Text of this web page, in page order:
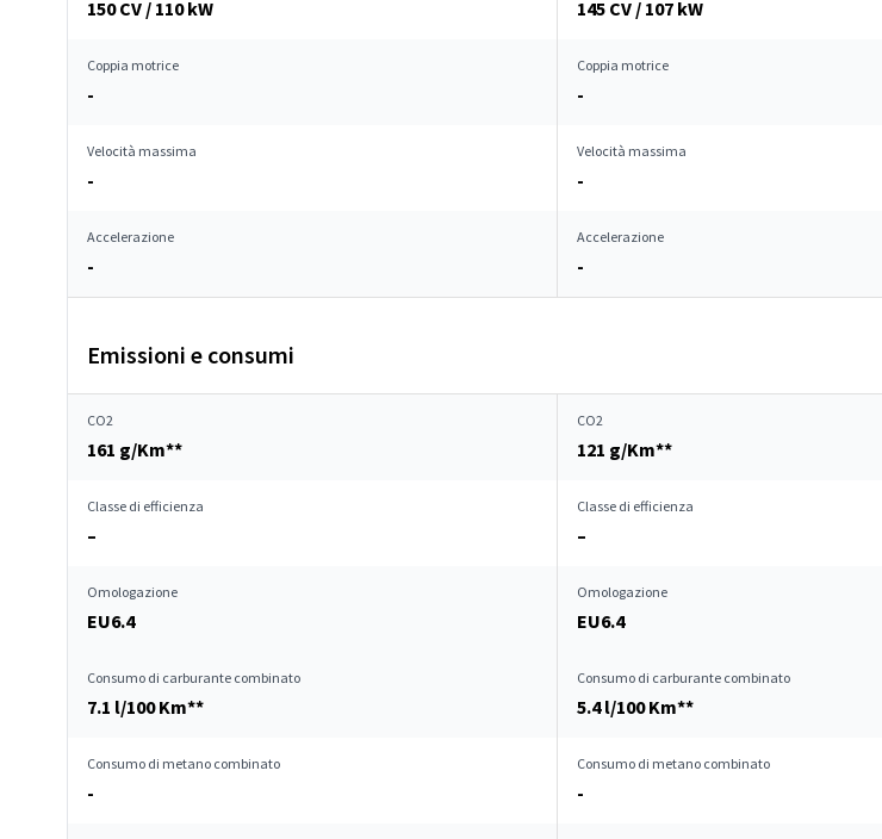
150 CV / 110 kW 145 CV / 107 kW
Coppia motrice
-
Coppia motrice
-
Velocità massima
-
Velocità massima
-
Accelerazione
-
Accelerazione
-
Emissioni e consumi
CO2
161 g/Km**
CO2
121 g/Km**
Classe di efficienza
–
Classe di efficienza
–
Omologazione
EU6.4
Omologazione
EU6.4
Consumo di carburante combinato
7.1 l/100 Km**
Consumo di carburante combinato
5.4 l/100 Km**
Consumo di metano combinato
-
Consumo di metano combinato
-